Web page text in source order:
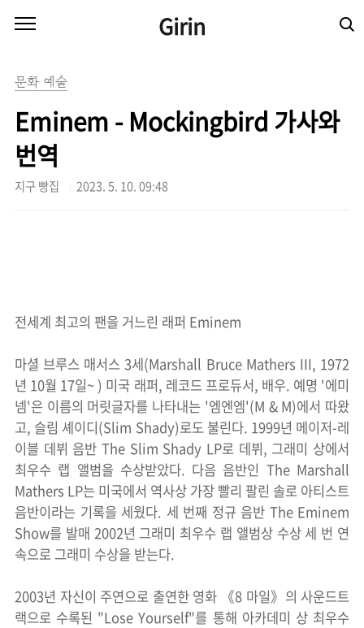
Girin
문화 예술
Eminem - Mockingbird 가사와
번역
지구 빵집 2023. 5. 10. 09:48
전세계 최고의 팬을 거느린 래퍼 Eminem
마셜 브루스 매서스 3세(Marshall Bruce Mathers III, 1972
년 10월 17일~ ) 미국 래퍼, 레코드 프로듀서, 배우. 예명 '에미
넴'은 이름의 머릿글자를 나타내는 '엠엔엠'(M & M)에서 따왔
고, 슬림 셰이디(Slim Shady)로도 불린다. 1999년 메이저-레
이블 데뷔 음반 The Slim Shady LP로 데뷔, 그래미 상에서
최우수 랩 앨범을 수상받았다. 다음 음반인 The Marshall
Mathers LP는 미국에서 역사상 가장 빨리 팔린 솔로 아티스트
음반이라는 기록을 세웠다. 세 번째 정규 음반 The Eminem
Show를 발매 2002년 그래미 최우수 랩 앨범상 수상 세 번 연
속으로 그래미 수상을 받는다.
2003년 자신이 주연으로 출연한 영화 《8 마일》의 사운드트
랙으로 수록된 "Lose Yourself"를 통해 아카데미 상 최우수